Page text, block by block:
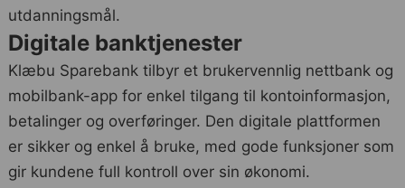
utdanningsmål.
Digitale banktjenester
Klæbu Sparebank tilbyr et brukervennlig nettbank og
mobilbank-app for enkel tilgang til kontoinformasjon,
betalinger og overføringer. Den digitale plattformen
er sikker og enkel å bruke, med gode funksjoner som
gir kundene full kontroll over sin økonomi.